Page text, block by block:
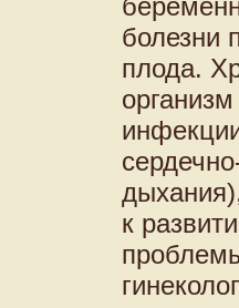
болезни
плода.
к